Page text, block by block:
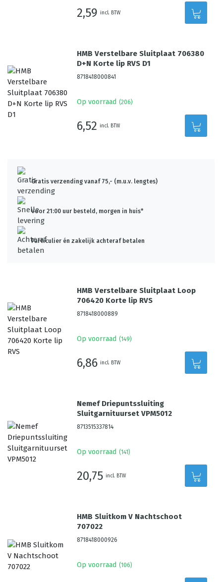
2,59 incl. BTW
HMB Verstelbare Sluitplaat 706380
D+N Korte lip RVS D1
8718418000841
Op voorraad (206)
6,52 incl. BTW
Gratis verzending vanaf 75,- (m.u.v. lengtes)
Voor 21:00 uur besteld, morgen in huis*
Particulier én zakelijk achteraf betalen
HMB Verstelbare Sluitplaat Loop
706420 Korte lip RVS
8718418000889
Op voorraad (149)
6,86 incl. BTW
Nemef Driepuntssluiting
Sluitgarnituurset VPM5012
8713515337814
Op voorraad (141 )
20,75 incl. BTW
HMB Sluitkom V Nachtschoot
707022
8718418000926
Op voorraad (106)